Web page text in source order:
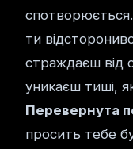
спотворюється.
ти
страждаєш від
уникаєш тиші,
Перевернута
просить тебе